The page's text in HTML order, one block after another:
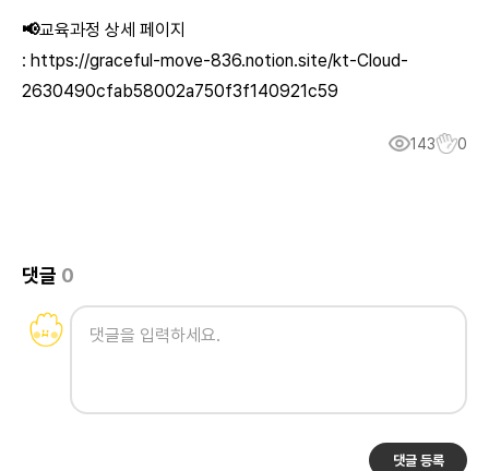
📢교육과정 상세 페이지
: https://graceful-move-836.notion.site/kt-Cloud-
2630490cfab58002a750f3f140921c59
143 0
댓글 0
댓글 등록